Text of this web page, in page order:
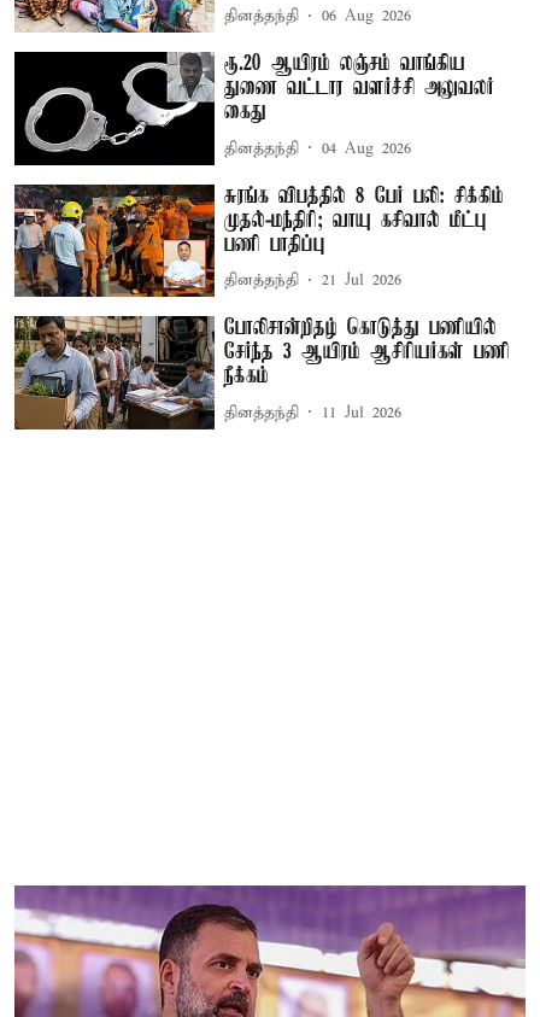
தினத்தந்தி 06 Aug 2026
ரூ.20 ஆயிரம் லஞ்சம் வாங்கிய
துணை வட்டார வளர்ச்சி அலுவலர்
கைது
தினத்தந்தி 04 Aug 2026
சுரங்க விபத்தில் 8 பேர் பலி: சிக்கிம்
முதல்-மந்திரி; வாயு கசிவால் மீட்பு
பணி பாதிப்பு
தினத்தந்தி 21 Jul 2026
போலிசான்றிதழ் கொடுத்து பணியில்
சேர்ந்த 3 ஆயிரம் ஆசிரியர்கள் பணி
நீக்கம்
தினத்தந்தி 11 Jul 2026